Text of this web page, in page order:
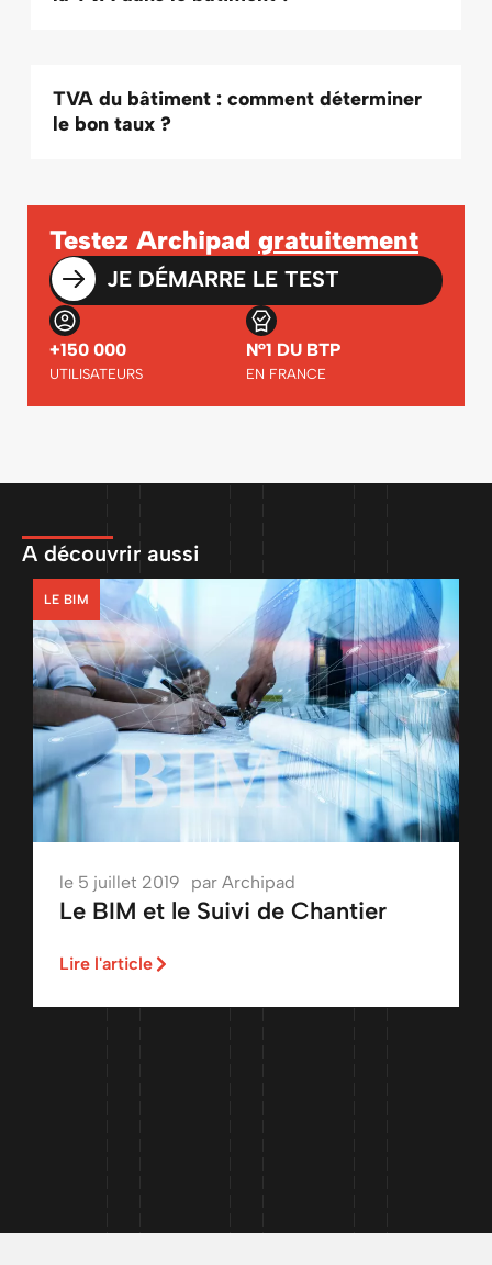
TVA du bâtiment : comment déterminer
le bon taux ?
Testez Archipad gratuitement
JE DÉMARRE LE TEST
+150 000
UTILISATEURS
N°1 DU BTP
EN FRANCE
A découvrir aussi
LE BIM
le 5 juillet 2019 par Archipad
Le BIM et le Suivi de Chantier
Lire l'article